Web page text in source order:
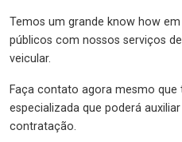
Temos um grande know how
públicos com nossos serviços
veicular.
Faça contato agora mesmo que
especializada que poderá
contratação.